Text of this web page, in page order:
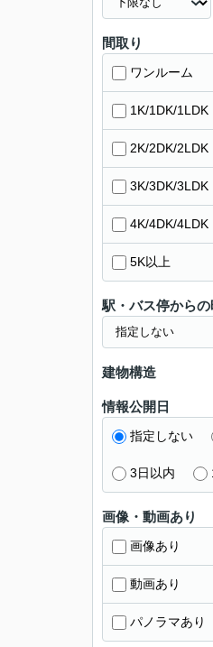
間取り
ワンルーム
1K/1DK/1LDK
2K/2DK/2LDK
3K/3DK/3LDK
4K/4DK/4LDK
5K以上
駅・バス停からの
建物構造
情報公開日
指定しない
3日以内
画像・動画あり
画像あり
動画あり
パノラマあり